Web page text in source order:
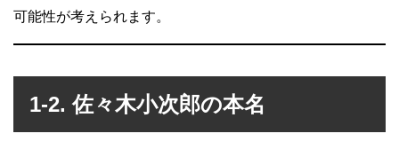
可能性が考えられます。
1-2. 佐々木小次郎の本名